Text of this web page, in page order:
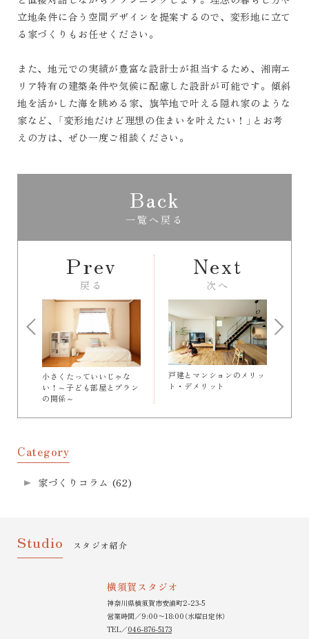
立地条件に合う空間デザインを提案するので、変形地に立て
る家づくりもお任せください。
また、地元での実績が豊富な設計士が担当するため、湘南エ
リア特有の建築条件や気候に配慮した設計が可能です。傾斜
地を活かした海を眺める家、旗竿地で叶える隠れ家のような
家など、「変形地だけど理想の住まいを叶えたい！」とお考
えの方は、ぜひ一度ご相談ください。
Prev
戻る
小さくたっていいじゃな
い！～子ども部屋とプラン
の関係～
Back
一覧へ戻る
戸建とマンションのメリッ
ト・デメリット
Next
次へ
Category
家づくりコラム (62)
Studio スタジオ紹介
横須賀スタジオ
神奈川県横須賀市安浦町2-23-5
営業時間／9:00〜18:00（水曜日定休）
TEL／046-876-5173